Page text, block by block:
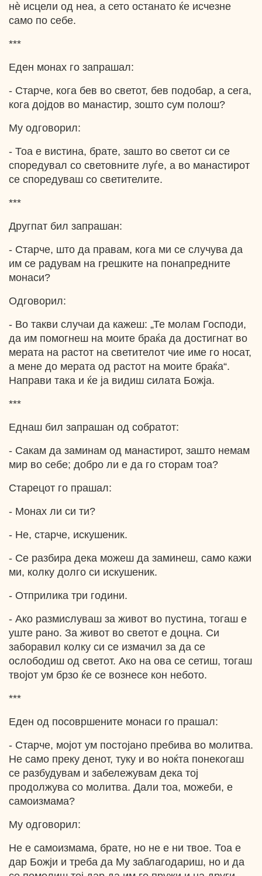
нѐ исцели од неа, а сето останато ќе исчезне
само по себе.
***
Еден монах го запрашал:
- Старче, кога бев во светот, бев подобар, а сега,
кога дојдов во манастир, зошто сум полош?
Му одговорил:
- Тоа е вистина, брате, зашто во светот си се
споредувал со световните луѓе, а во манастирот
се споредуваш со светителите.
***
Другпат бил запрашан:
- Старче, што да правам, кога ми се случува да
им се радувам на грешките на понапредните
монаси?
Одговорил:
- Во такви случаи да кажеш: „Те молам Господи,
да им помогнеш на моите браќа да достигнат во
мерата на растот на светителот чие име го носат,
а мене до мерата од растот на моите браќа“.
Направи така и ќе ја видиш силата Божја.
***
Еднаш бил запрашан од собратот:
- Сакам да заминам од манастирот, зашто немам
мир во себе; добро ли е да го сторам тоа?
Старецот го прашал:
- Монах ли си ти?
- Не, старче, искушеник.
- Се разбира дека можеш да заминеш, само кажи
ми, колку долго си искушеник.
- Отприлика три години.
- Ако размислуваш за живот во пустина, тогаш е
уште рано. За живот во светот е доцна. Си
заборавил колку си се измачил за да се
ослободиш од светот. Ако на ова се сетиш, тогаш
твојот ум брзо ќе се вознесе кон небото.
***
Еден од посовршените монаси го прашал:
- Старче, мојот ум постојано пребива во молитва.
Не само преку денот, туку и во ноќта понекогаш
се разбудувам и забележувам дека тој
продолжува со молитва. Дали тоа, можеби, е
самоизмама?
Му одговорил:
Не е самоизмама, брате, но не е ни твое. Тоа е
дар Божји и треба да Му заблагодариш, но и да